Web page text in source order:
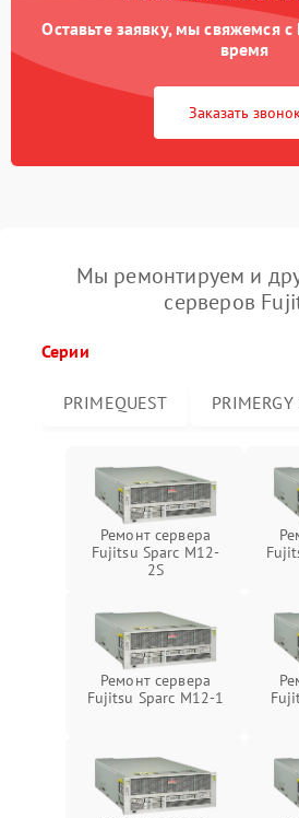
Оставьте заявку, мы свяжемся
время
Заказать
Мы ремонтируем и
серверов
Серии
PRIMEQUEST PRIMERGY
Ремонт сервера
Fujitsu Sparc M12-
2S
Ремонт сервера
Fujitsu Sparc M12-1